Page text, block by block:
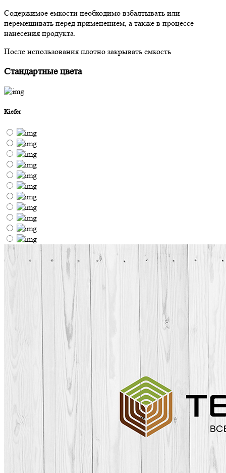
Содержимое емкости необходимо взбалтывать или
перемешивать перед применением, а также в процессе
нанесения продукта.
После использования плотно закрывать емкость
Стандартные цвета
Kiefer